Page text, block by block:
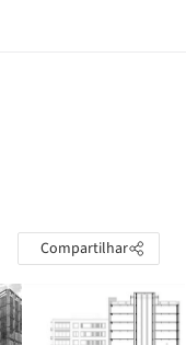
Compartilhar